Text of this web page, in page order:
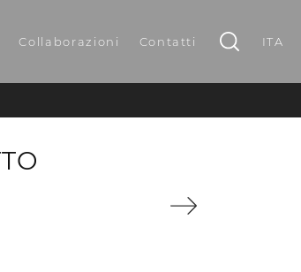
Collaborazioni Contatti ITA